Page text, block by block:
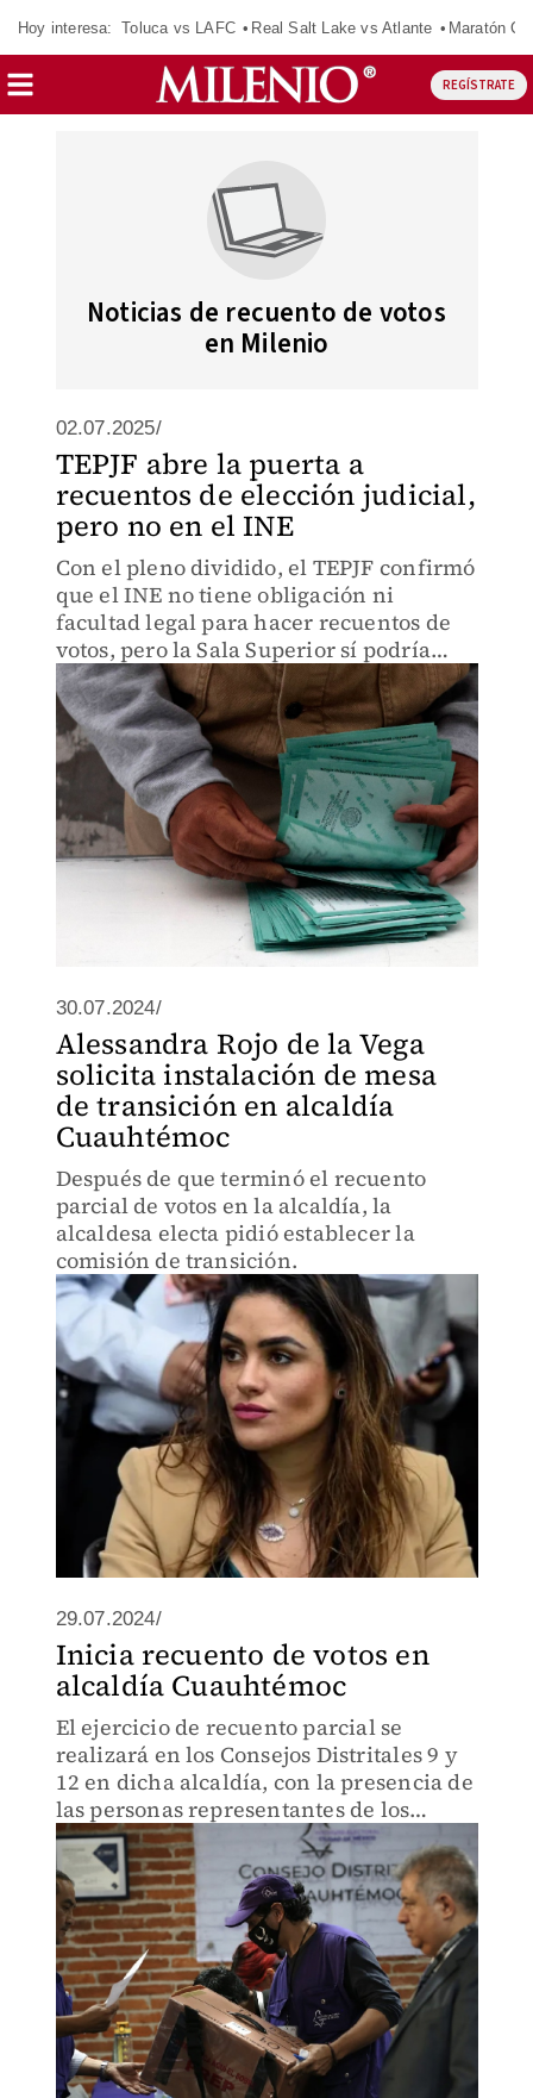
Hoy interesa: Toluca vs LAFC Real Salt Lake vs Atlante Maratón
REGÍSTRATE
Noticias de recuento de votos
en Milenio
02.07.2025/
TEPJF abre la puerta a
recuentos de elección judicial,
pero no en el INE
Con el pleno dividido, el TEPJF confirmó
que el INE no tiene obligación ni
facultad legal para hacer recuentos de
votos, pero la Sala Superior sí podría
ordenarlos.
30.07.2024/
Alessandra Rojo de la Vega
solicita instalación de mesa
de transición en alcaldía
Cuauhtémoc
Después de que terminó el recuento
parcial de votos en la alcaldía, la
alcaldesa electa pidió establecer la
comisión de transición.
29.07.2024/
Inicia recuento de votos en
alcaldía Cuauhtémoc
El ejercicio de recuento parcial se
realizará en los Consejos Distritales 9 y
12 en dicha alcaldía, con la presencia de
las personas representantes de los
partidos políticos.